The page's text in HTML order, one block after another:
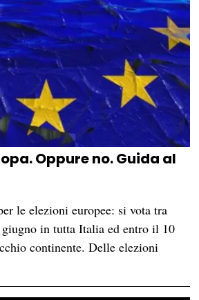
Oppure no. Guida al
le elezioni europee: si vota tra
in tutta Italia ed entro il 10
continente. Delle elezioni